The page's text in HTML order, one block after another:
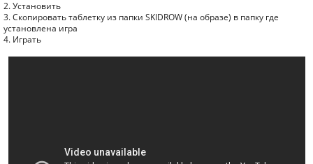
2. Установить
3. Скопировать таблетку из папки SKIDROW (на образе) в папку где
установлена игра
4. Играть